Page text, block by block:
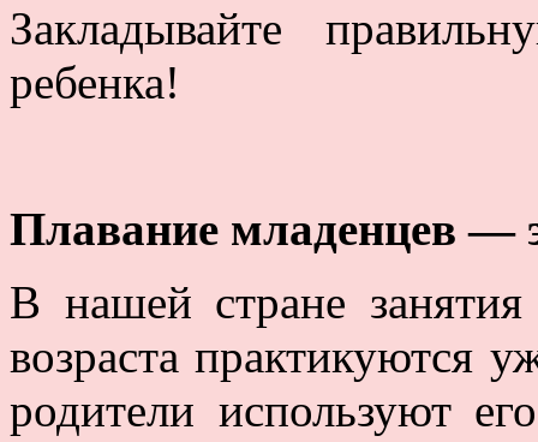
Закладывайте
ребенка!
Плавание младенцев —
В нашей стране
возраста практикуются
родители используют